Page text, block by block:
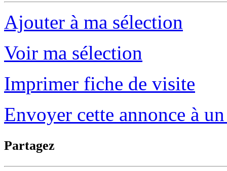
Ajouter à ma sélection
Voir ma sélection
Imprimer fiche de visite
Envoyer cette annonce à
Partagez